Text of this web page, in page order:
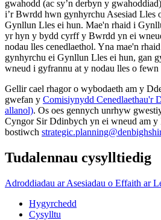
gwahodd (ac sy’n derbyn y
i’r Bwrdd hwn gynhyrchu Asesiad Lles
Gynllun Lles ei hun. Mae'n rhaid i
yr hyn y bydd cyrff y Bwrdd yn ei
nodau lles cenedlaethol. Yna mae'n
gynhyrchu ei Gynllun Lles ei hun, gan
wneud i gyfrannu at y nodau lles o fewn
Gellir cael rhagor o wybodaeth am y
gwefan y Comisiynydd Cenedlaethau'r
allanol). Os oes gennych unrhyw
Cyngor Sir Ddinbych yn ei wneud am y
bostiwch
Tudalennau cysylltiedig
Adroddiadau ar Asesiadau o Effaith ar
Hygyrchedd
Cysylltu